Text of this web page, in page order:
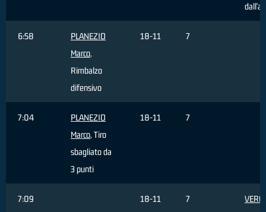
6:58
PLANEZIO
Marco,
Rimbalzo
difensivo
18-11 7
7:04
PLANEZIO
Marco, Tiro
sbagliato da
3 punti
18-11 7
7:09 18-11 7